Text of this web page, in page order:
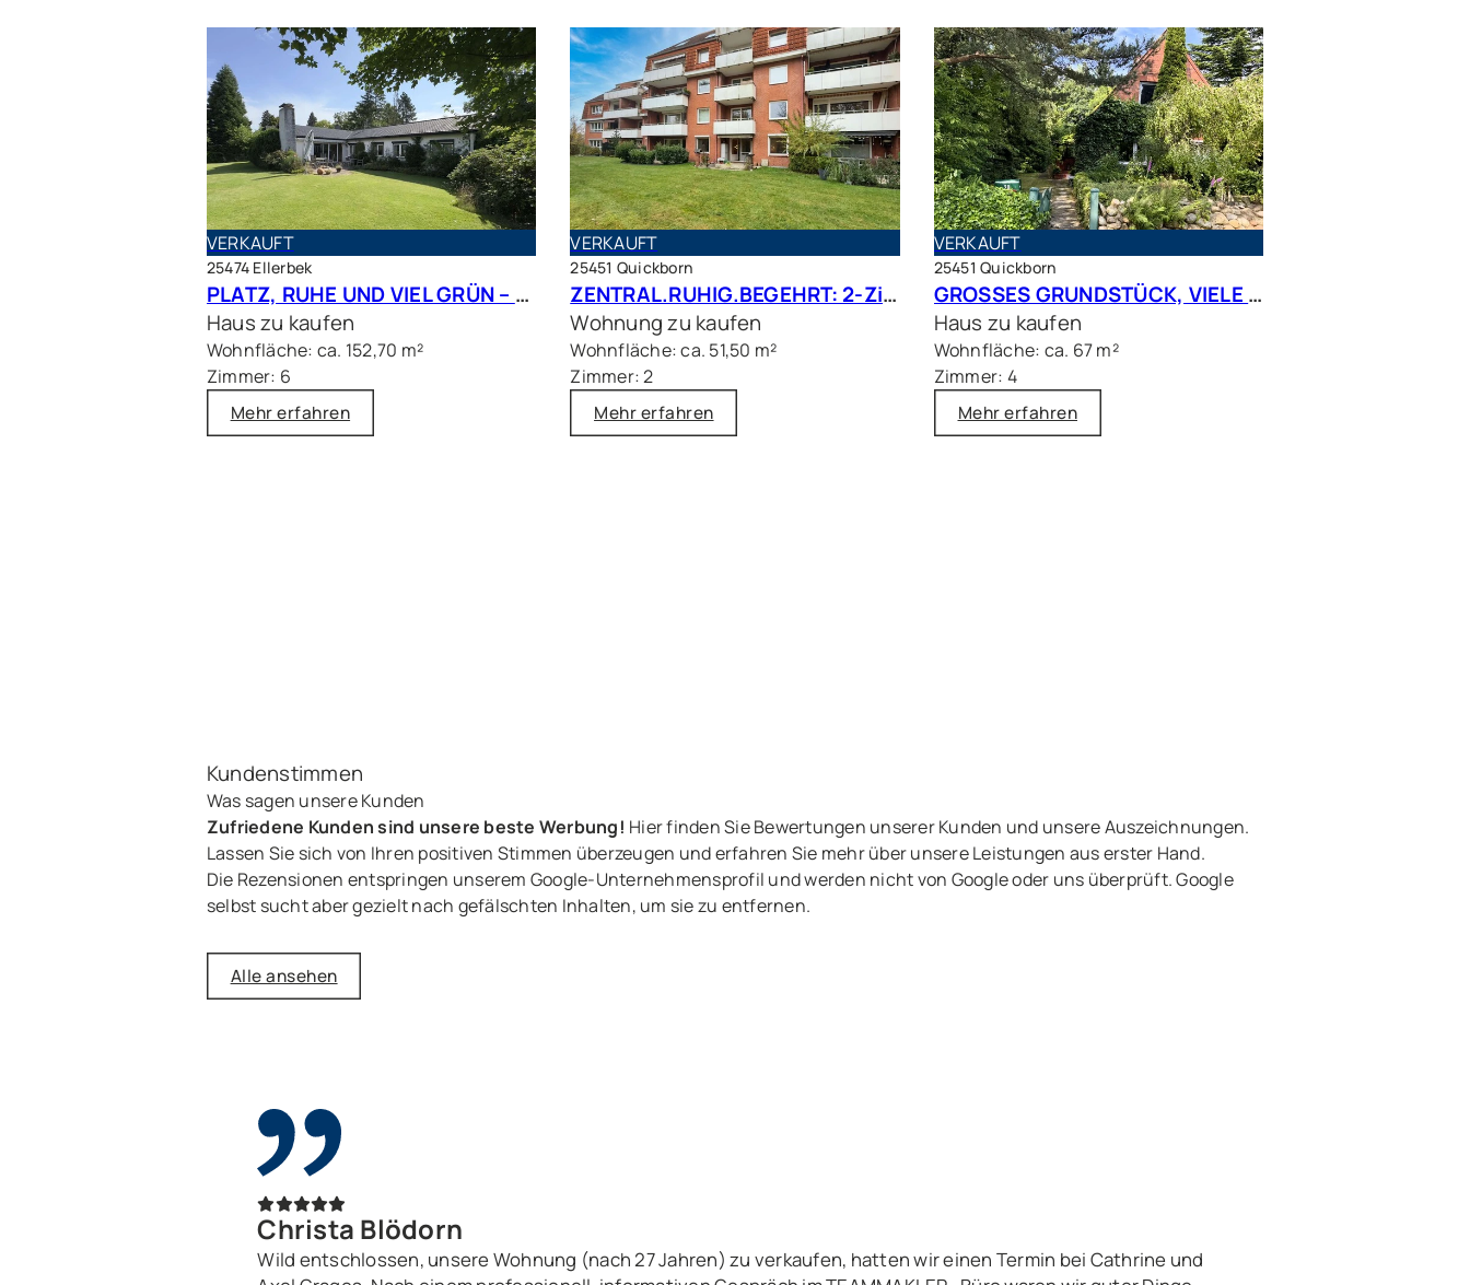
VERKAUFT
25474 Ellerbek
PLATZ, RUHE UND VIEL GRÜN – großer Bungalow mit Traumgrundstück in bester Lage
Haus zu kaufen
Wohnfläche: ca. 152,70 m²
Zimmer: 6
Mehr erfahren
VERKAUFT
25451 Quickborn
ZENTRAL.RUHIG.BEGEHRT: 2-Zimmer Terrassenwohnung in beliebter Wohnlage
Wohnung zu kaufen
Wohnfläche: ca. 51,50 m²
Zimmer: 2
Mehr erfahren
VERKAUFT
25451 Quickborn
GROSSES GRUNDSTÜCK, VIELE MÖGLICHKEITEN – Charmantes Siedlungshaus in Top Lage
Haus zu kaufen
Wohnfläche: ca. 67 m²
Zimmer: 4
Mehr erfahren
Kundenstimmen
Was sagen unsere Kunden
Zufriedene Kunden sind unsere beste Werbung! Hier finden Sie Bewertungen unserer Kunden und unsere Auszeichnungen.
Lassen Sie sich von Ihren positiven Stimmen überzeugen und erfahren Sie mehr über unsere Leistungen aus erster Hand.
Die Rezensionen entspringen unserem Google-Unternehmensprofil und werden nicht von Google oder uns überprüft. Google
selbst sucht aber gezielt nach gefälschten Inhalten, um sie zu entfernen.
Alle ansehen
Christa Blödorn
Wild entschlossen, unsere Wohnung (nach 27 Jahren) zu verkaufen, hatten wir einen Termin bei Cathrine und